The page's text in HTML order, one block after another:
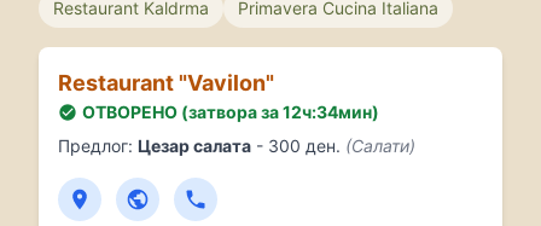
Restaurant Kaldrma
Primavera Cucina Italiana
Restaurant "Vavilon"
ОТВОРЕНО (затвора за 12ч:34мин)
Предлог: Цезар салата - 300 ден. (Салати)